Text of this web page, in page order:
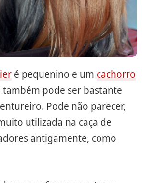
é pequenino e um cachorro
também pode ser bastante
Pode não parecer,
utilizada na caça de
antigamente, como